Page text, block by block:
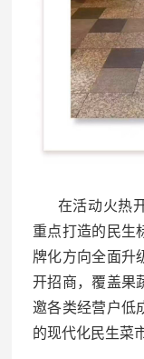
在活动火热
重点打造的民生
牌化方向全面升
开招商，覆盖果
邀各类经营户低
的现代化民生菜